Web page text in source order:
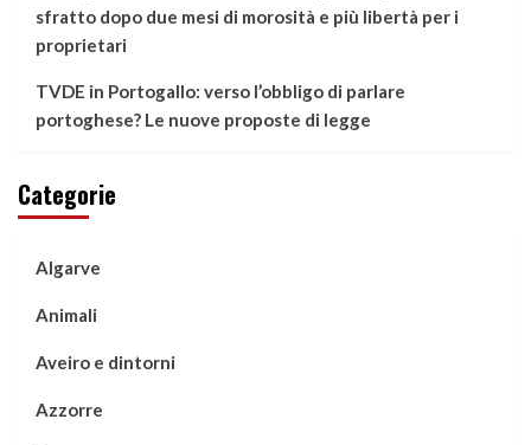
sfratto dopo due mesi di morosità e più libertà per i
proprietari
TVDE in Portogallo: verso l’obbligo di parlare
portoghese? Le nuove proposte di legge
Categorie
Algarve
Animali
Aveiro e dintorni
Azzorre